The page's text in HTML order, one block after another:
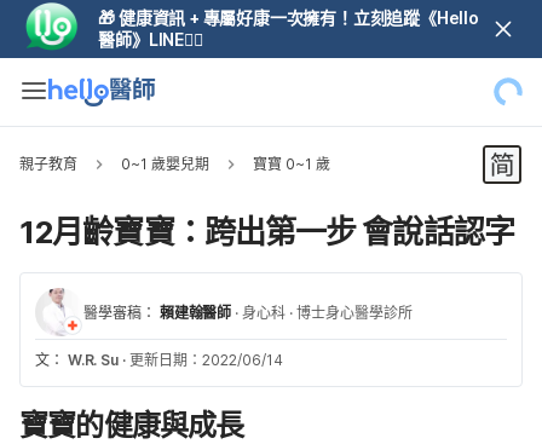
🎁 健康資訊 + 專屬好康一次擁有！立刻追蹤《Hello
醫師》LINE👆🏼
親子教育 0~1 歲嬰兒期 寶寶 0~1 歲
12月齡寶寶：跨出第一步 會說話認字
醫學審稿： 賴建翰醫師 · 身心科 · 博士身心醫學診所
文： W.R. Su · 更新日期：2022/06/14
寶寶的健康與成長